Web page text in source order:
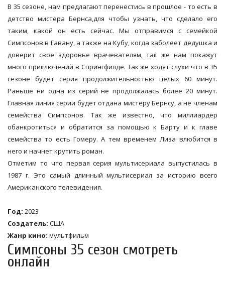
В 35 сезоне, нам предлагают перенестись в прошлое - то есть в
детство мистера Бернса,для чтобы узнать, что сделало его
таким, какой он есть сейчас. Мы отправимся с семейкой
Симпсонов в Гавану, а также на Кубу, когда заболеет дедушка и
доверит свое здоровье врачевателям, так же нам покажут
много приключений в Спрингфилде. Так же ходят слухи что в 35
сезоне будет серия продолжительностью целых 60 минут.
Раньше ни одна из серий не продолжалась более 20 минут.
Главная линия серии будет отдана мистеру Бернсу, а не членам
семейства Симпсонов. Так же известно, что миллиардер
обанкротиться и обратится за помощью к Барту и к главе
семейства то есть Гомеру. А тем временем Лиза влюбится в
него и начнет крутить роман.
Отметим то что первая серия мультисериала выпустилась в
1987 г. Это самый длинный мультисериал за историю всего
Американского телевидения.
Год: 2023
Создатель: США
Жанр кино: мультфильм
Симпсоны 35 сезон смотреть
онлайн